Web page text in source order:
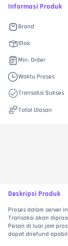
Informasi Produk
Brand
Stok
Min. Order
Waktu Proses
Transaksi Sukses
Total Ulasan
Deskripsi Produk
Proses dalam server
Transaksi akan
Pesan di luar jam
dapat direfund